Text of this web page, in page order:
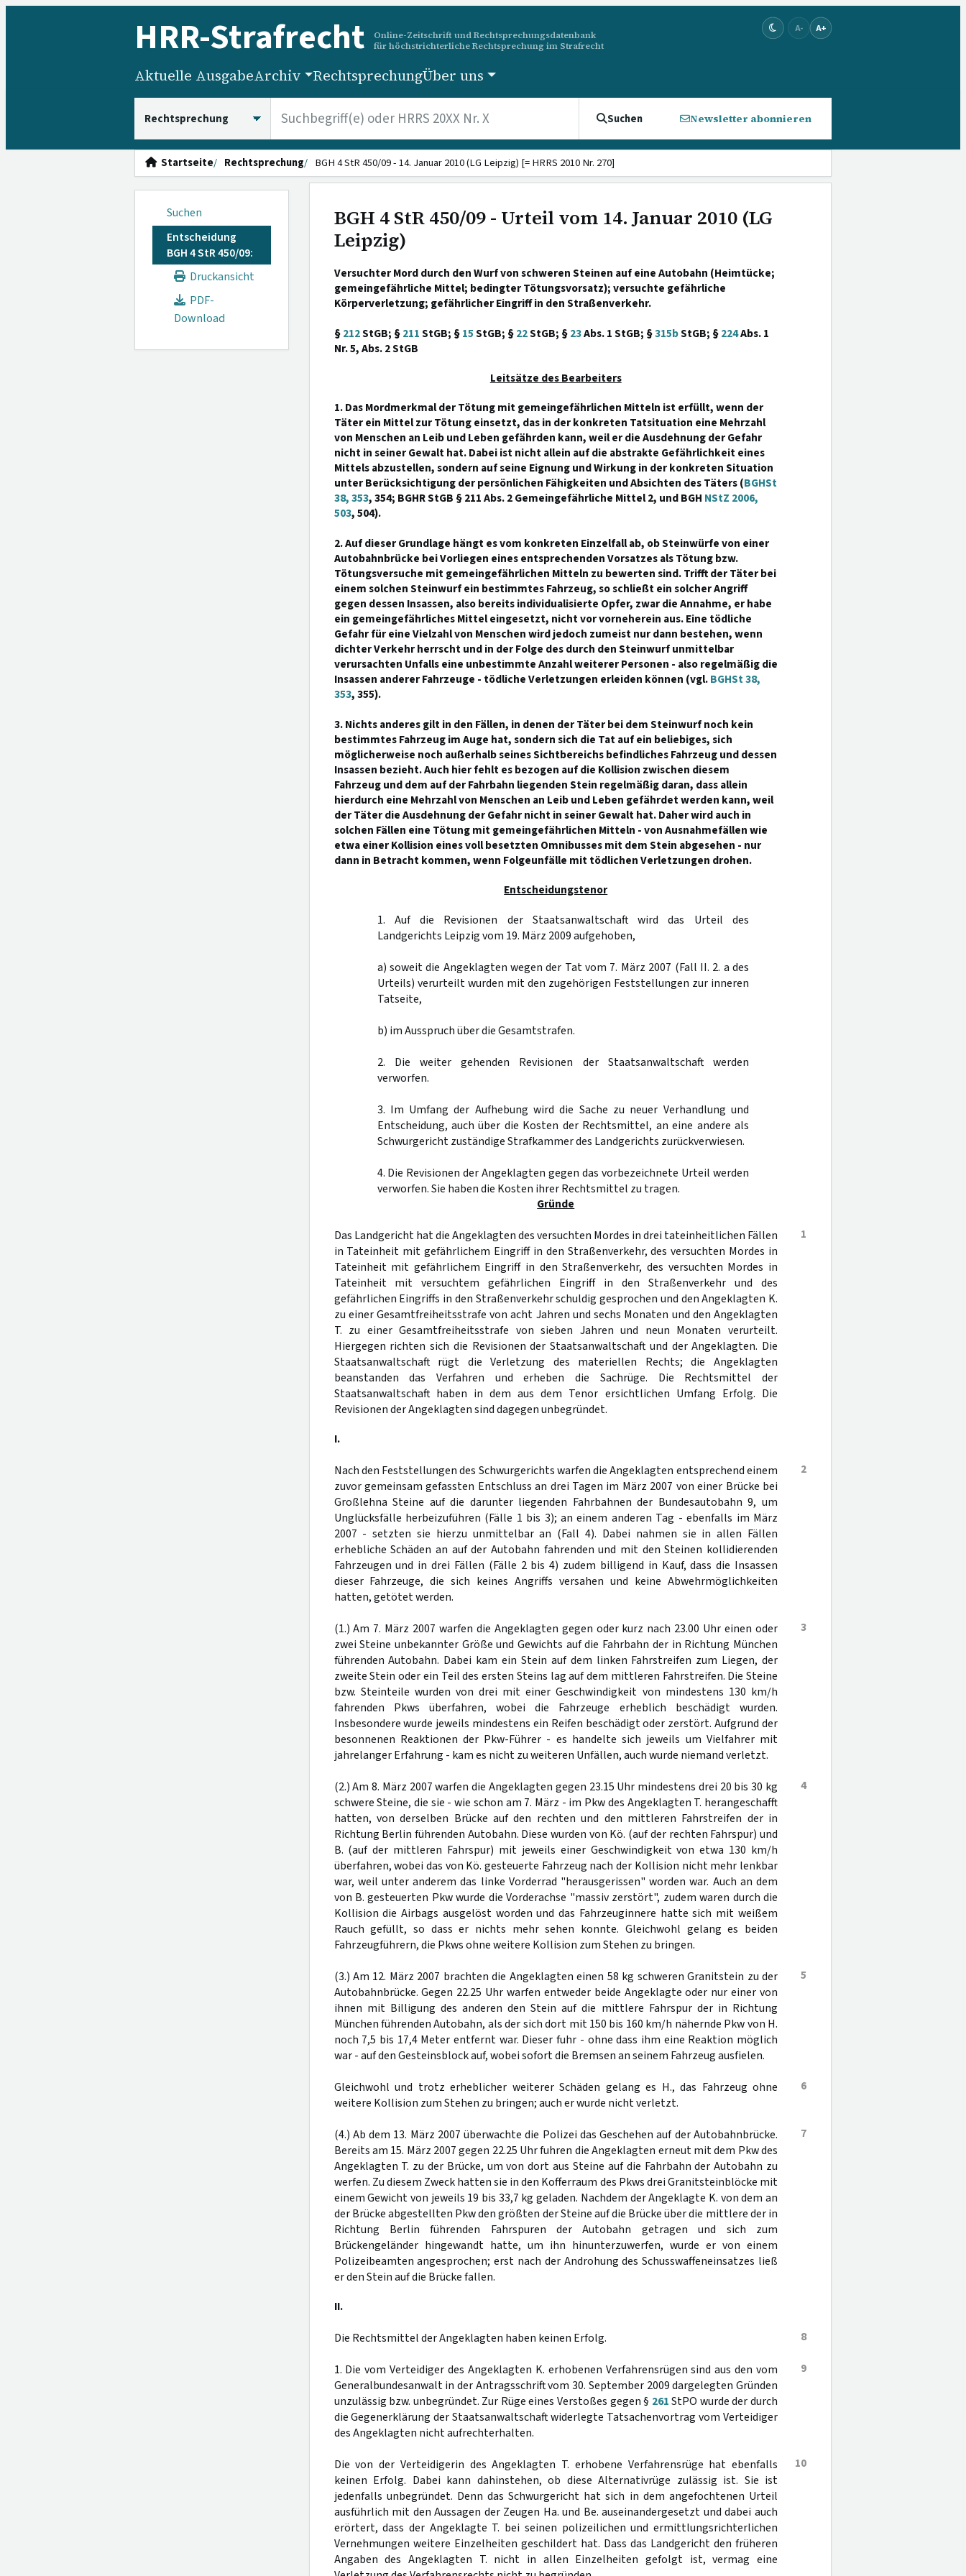
HRR-Strafrecht
Online-Zeitschrift und Rechtsprechungsdatenbank
für höchstrichterliche Rechtsprechung im Strafrecht
A- A+
Aktuelle AusgabeArchiv RechtsprechungÜber uns
Suchen Newsletter abonnieren
Startseite Rechtsprechung BGH 4 StR 450/09 - 14. Januar 2010 (LG Leipzig) [= HRRS 2010 Nr. 270]
Suchen
Entscheidung
BGH 4 StR 450/09:
Druckansicht
PDF-
Download
BGH 4 StR 450/09 - Urteil vom 14. Januar 2010 (LG
Leipzig)
Versuchter Mord durch den Wurf von schweren Steinen auf eine Autobahn (Heimtücke;
gemeingefährliche Mittel; bedingter Tötungsvorsatz); versuchte gefährliche
Körperverletzung; gefährlicher Eingriff in den Straßenverkehr.
§212StGB; §211StGB; §15StGB; §22StGB; §23Abs. 1 StGB; §315bStGB; §224Abs. 1
Nr. 5, Abs. 2 StGB
Leitsätze des Bearbeiters
1. Das Mordmerkmal der Tötung mit gemeingefährlichen Mitteln ist erfüllt, wenn der
Täter ein Mittel zur Tötung einsetzt, das in der konkreten Tatsituation eine Mehrzahl
von Menschen an Leib und Leben gefährden kann, weil er die Ausdehnung der Gefahr
nicht in seiner Gewalt hat. Dabei ist nicht allein auf die abstrakte Gefährlichkeit eines
Mittels abzustellen, sondern auf seine Eignung und Wirkung in der konkreten Situation
unter Berücksichtigung der persönlichen Fähigkeiten und Absichten des Täters (BGHSt
38, 353, 354; BGHR StGB § 211 Abs. 2 Gemeingefährliche Mittel 2, und BGH NStZ 2006,
503, 504).
2. Auf dieser Grundlage hängt es vom konkreten Einzelfall ab, ob Steinwürfe von einer
Autobahnbrücke bei Vorliegen eines entsprechenden Vorsatzes als Tötung bzw.
Tötungsversuche mit gemeingefährlichen Mitteln zu bewerten sind. Trifft der Täter bei
einem solchen Steinwurf ein bestimmtes Fahrzeug, so schließt ein solcher Angriff
gegen dessen Insassen, also bereits individualisierte Opfer, zwar die Annahme, er habe
ein gemeingefährliches Mittel eingesetzt, nicht vor vorneherein aus. Eine tödliche
Gefahr für eine Vielzahl von Menschen wird jedoch zumeist nur dann bestehen, wenn
dichter Verkehr herrscht und in der Folge des durch den Steinwurf unmittelbar
verursachten Unfalls eine unbestimmte Anzahl weiterer Personen - also regelmäßig die
Insassen anderer Fahrzeuge - tödliche Verletzungen erleiden können (vgl.BGHSt 38,
353, 355).
3. Nichts anderes gilt in den Fällen, in denen der Täter bei dem Steinwurf noch kein
bestimmtes Fahrzeug im Auge hat, sondern sich die Tat auf ein beliebiges, sich
möglicherweise noch außerhalb seines Sichtbereichs befindliches Fahrzeug und dessen
Insassen bezieht. Auch hier fehlt es bezogen auf die Kollision zwischen diesem
Fahrzeug und dem auf der Fahrbahn liegenden Stein regelmäßig daran, dass allein
hierdurch eine Mehrzahl von Menschen an Leib und Leben gefährdet werden kann, weil
der Täter die Ausdehnung der Gefahr nicht in seiner Gewalt hat. Daher wird auch in
solchen Fällen eine Tötung mit gemeingefährlichen Mitteln - von Ausnahmefällen wie
etwa einer Kollision eines voll besetzten Omnibusses mit dem Stein abgesehen - nur
dann in Betracht kommen, wenn Folgeunfälle mit tödlichen Verletzungen drohen.
Entscheidungstenor
1. Auf die Revisionen der Staatsanwaltschaft wird das Urteil des
Landgerichts Leipzig vom 19. März 2009 aufgehoben,
a) soweit die Angeklagten wegen der Tat vom 7. März 2007 (Fall II. 2. a des
Urteils) verurteilt wurden mit den zugehörigen Feststellungen zur inneren
Tatseite,
b) im Ausspruch über die Gesamtstrafen.
2. Die weiter gehenden Revisionen der Staatsanwaltschaft werden
verworfen.
3. Im Umfang der Aufhebung wird die Sache zu neuer Verhandlung und
Entscheidung, auch über die Kosten der Rechtsmittel, an eine andere als
Schwurgericht zuständige Strafkammer des Landgerichts zurückverwiesen.
4. Die Revisionen der Angeklagten gegen das vorbezeichnete Urteil werden
verworfen. Sie haben die Kosten ihrer Rechtsmittel zu tragen.
Gründe
1
Das Landgericht hat die Angeklagten des versuchten Mordes in drei tateinheitlichen Fällen
in Tateinheit mit gefährlichem Eingriff in den Straßenverkehr, des versuchten Mordes in
Tateinheit mit gefährlichem Eingriff in den Straßenverkehr, des versuchten Mordes in
Tateinheit mit versuchtem gefährlichen Eingriff in den Straßenverkehr und des
gefährlichen Eingriffs in den Straßenverkehr schuldig gesprochen und den Angeklagten K.
zu einer Gesamtfreiheitsstrafe von acht Jahren und sechs Monaten und den Angeklagten
T. zu einer Gesamtfreiheitsstrafe von sieben Jahren und neun Monaten verurteilt.
Hiergegen richten sich die Revisionen der Staatsanwaltschaft und der Angeklagten. Die
Staatsanwaltschaft rügt die Verletzung des materiellen Rechts; die Angeklagten
beanstanden das Verfahren und erheben die Sachrüge. Die Rechtsmittel der
Staatsanwaltschaft haben in dem aus dem Tenor ersichtlichen Umfang Erfolg. Die
Revisionen der Angeklagten sind dagegen unbegründet.
I.
2
Nach den Feststellungen des Schwurgerichts warfen die Angeklagten entsprechend einem
zuvor gemeinsam gefassten Entschluss an drei Tagen im März 2007 von einer Brücke bei
Großlehna Steine auf die darunter liegenden Fahrbahnen der Bundesautobahn 9, um
Unglücksfälle herbeizuführen (Fälle 1 bis 3); an einem anderen Tag - ebenfalls im März
2007 - setzten sie hierzu unmittelbar an (Fall 4). Dabei nahmen sie in allen Fällen
erhebliche Schäden an auf der Autobahn fahrenden und mit den Steinen kollidierenden
Fahrzeugen und in drei Fällen (Fälle 2 bis 4) zudem billigend in Kauf, dass die Insassen
dieser Fahrzeuge, die sich keines Angriffs versahen und keine Abwehrmöglichkeiten
hatten, getötet werden.
3
(1.) Am 7. März 2007 warfen die Angeklagten gegen oder kurz nach 23.00 Uhr einen oder
zwei Steine unbekannter Größe und Gewichts auf die Fahrbahn der in Richtung München
führenden Autobahn. Dabei kam ein Stein auf dem linken Fahrstreifen zum Liegen, der
zweite Stein oder ein Teil des ersten Steins lag auf dem mittleren Fahrstreifen. Die Steine
bzw. Steinteile wurden von drei mit einer Geschwindigkeit von mindestens 130 km/h
fahrenden Pkws überfahren, wobei die Fahrzeuge erheblich beschädigt wurden.
Insbesondere wurde jeweils mindestens ein Reifen beschädigt oder zerstört. Aufgrund der
besonnenen Reaktionen der Pkw-Führer - es handelte sich jeweils um Vielfahrer mit
jahrelanger Erfahrung - kam es nicht zu weiteren Unfällen, auch wurde niemand verletzt.
4
(2.) Am 8. März 2007 warfen die Angeklagten gegen 23.15 Uhr mindestens drei 20 bis 30 kg
schwere Steine, die sie - wie schon am 7. März - im Pkw des Angeklagten T. herangeschafft
hatten, von derselben Brücke auf den rechten und den mittleren Fahrstreifen der in
Richtung Berlin führenden Autobahn. Diese wurden von Kö. (auf der rechten Fahrspur) und
B. (auf der mittleren Fahrspur) mit jeweils einer Geschwindigkeit von etwa 130 km/h
überfahren, wobei das von Kö. gesteuerte Fahrzeug nach der Kollision nicht mehr lenkbar
war, weil unter anderem das linke Vorderrad "herausgerissen" worden war. Auch an dem
von B. gesteuerten Pkw wurde die Vorderachse "massiv zerstört", zudem waren durch die
Kollision die Airbags ausgelöst worden und das Fahrzeuginnere hatte sich mit weißem
Rauch gefüllt, so dass er nichts mehr sehen konnte. Gleichwohl gelang es beiden
Fahrzeugführern, die Pkws ohne weitere Kollision zum Stehen zu bringen.
5
(3.) Am 12. März 2007 brachten die Angeklagten einen 58 kg schweren Granitstein zu der
Autobahnbrücke. Gegen 22.25 Uhr warfen entweder beide Angeklagte oder nur einer von
ihnen mit Billigung des anderen den Stein auf die mittlere Fahrspur der in Richtung
München führenden Autobahn, als der sich dort mit 150 bis 160 km/h nähernde Pkw von H.
noch 7,5 bis 17,4 Meter entfernt war. Dieser fuhr - ohne dass ihm eine Reaktion möglich
war - auf den Gesteinsblock auf, wobei sofort die Bremsen an seinem Fahrzeug ausfielen.
6
Gleichwohl und trotz erheblicher weiterer Schäden gelang es H., das Fahrzeug ohne
weitere Kollision zum Stehen zu bringen; auch er wurde nicht verletzt.
7
(4.) Ab dem 13. März 2007 überwachte die Polizei das Geschehen auf der Autobahnbrücke.
Bereits am 15. März 2007 gegen 22.25 Uhr fuhren die Angeklagten erneut mit dem Pkw des
Angeklagten T. zu der Brücke, um von dort aus Steine auf die Fahrbahn der Autobahn zu
werfen. Zu diesem Zweck hatten sie in den Kofferraum des Pkws drei Granitsteinblöcke mit
einem Gewicht von jeweils 19 bis 33,7 kg geladen. Nachdem der Angeklagte K. von dem an
der Brücke abgestellten Pkw den größten der Steine auf die Brücke über die mittlere der in
Richtung Berlin führenden Fahrspuren der Autobahn getragen und sich zum
Brückengeländer hingewandt hatte, um ihn hinunterzuwerfen, wurde er von einem
Polizeibeamten angesprochen; erst nach der Androhung des Schusswaffeneinsatzes ließ
er den Stein auf die Brücke fallen.
II.
8
Die Rechtsmittel der Angeklagten haben keinen Erfolg.
9
1. Die vom Verteidiger des Angeklagten K. erhobenen Verfahrensrügen sind aus den vom
Generalbundesanwalt in der Antragsschrift vom 30. September 2009 dargelegten Gründen
unzulässig bzw. unbegründet. Zur Rüge eines Verstoßes gegen § 261StPO wurde der durch
die Gegenerklärung der Staatsanwaltschaft widerlegte Tatsachenvortrag vom Verteidiger
des Angeklagten nicht aufrechterhalten.
10
Die von der Verteidigerin des Angeklagten T. erhobene Verfahrensrüge hat ebenfalls
keinen Erfolg. Dabei kann dahinstehen, ob diese Alternativrüge zulässig ist. Sie ist
jedenfalls unbegründet. Denn das Schwurgericht hat sich in dem angefochtenen Urteil
ausführlich mit den Aussagen der Zeugen Ha. und Be. auseinandergesetzt und dabei auch
erörtert, dass der Angeklagte T. bei seinen polizeilichen und ermittlungsrichterlichen
Vernehmungen weitere Einzelheiten geschildert hat. Dass das Landgericht den früheren
Angaben des Angeklagten T. nicht in allen Einzelheiten gefolgt ist, vermag eine